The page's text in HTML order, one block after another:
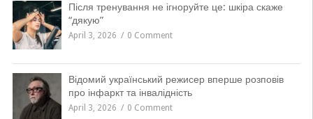
Після тренування не ігноруйте це: шкіра скаже
“дякую”
April 3, 2026 0 Comment
Відомий український режисер вперше розповів
про інфаркт та інвалідність
April 3, 2026 0 Comment